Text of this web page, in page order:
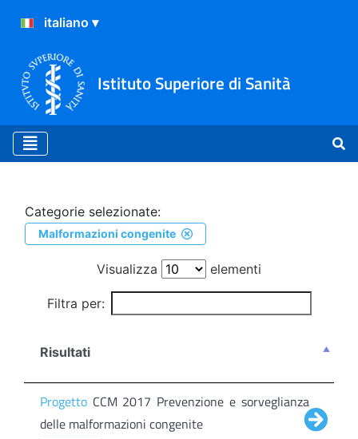
Istituto Superiore di Sanità
Ricerca
Categorie selezionate:
Malformazioni congenite
Visualizza elementi
Filtra per:
Risultati
Progetto CCM 2017 Prevenzione e sorveglianza
delle malformazioni congenite